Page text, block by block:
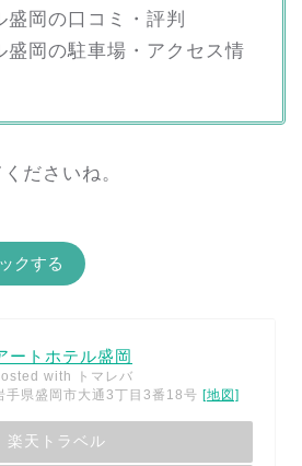
盛岡の口コミ・評判
盛岡の駐車場・アクセス情
ださいね。
クする
ートホテル盛岡
with
トマレバ
手県盛岡市大通3丁目3番18号 [地図]
楽天トラベル